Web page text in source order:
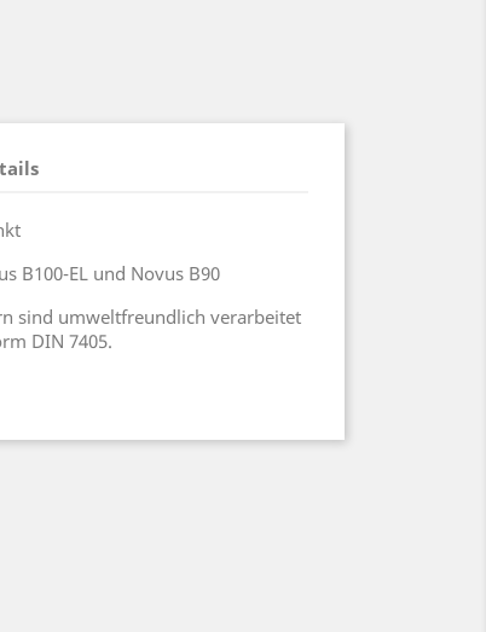
B100-EL und Novus B90
sind umweltfreundlich verarbeitet
DIN 7405.